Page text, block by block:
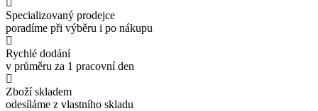
Specializovaný prodejce
poradíme při výběru i po nákupu
Rychlé dodání
v průměru za 1 pracovní den
Zboží skladem
odesíláme z vlastního skladu